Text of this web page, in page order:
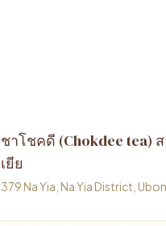
ชาโชคดี (Chokdee tea)
เยีย
379 Na Yia, Na Yia District,